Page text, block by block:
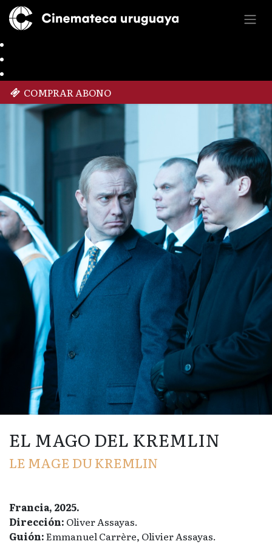
COMPRAR ABONO
EL MAGO DEL KREMLIN
LE MAGE DU KREMLIN
Francia, 2025.
Dirección: Oliver Assayas.
Guión:Emmanuel Carrère, Olivier Assayas.